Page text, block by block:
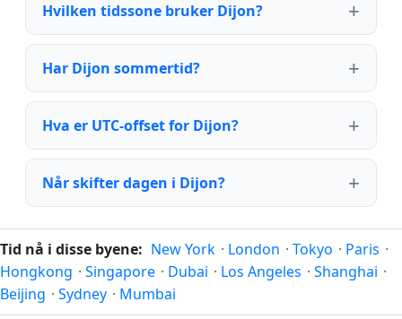
Hvilken tidssone bruker Dijon?
Har Dijon sommertid?
Hva er UTC-offset for Dijon?
Når skifter dagen i Dijon?
Tid nå i disse byene: New York · London · Tokyo · Paris ·
Hongkong · Singapore · Dubai · Los Angeles · Shanghai ·
Beijing · Sydney · Mumbai